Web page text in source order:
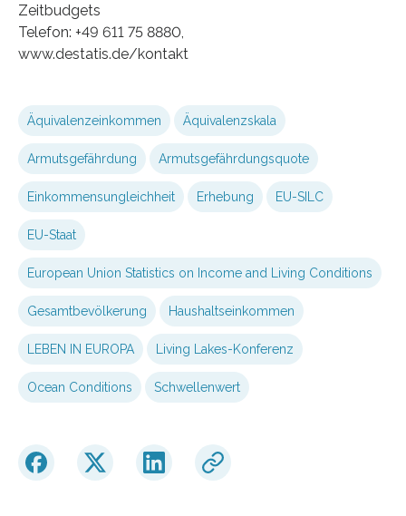
Zeitbudgets
Telefon: +49 611 75 8880,
www.destatis.de/kontakt
Äquivalenzeinkommen Äquivalenzskala
Armutsgefährdung Armutsgefährdungsquote
Einkommensungleichheit Erhebung EU-SILC
EU-Staat
European Union Statistics on Income and Living Conditions
Gesamtbevölkerung Haushaltseinkommen
LEBEN IN EUROPA Living Lakes-Konferenz
Ocean Conditions Schwellenwert